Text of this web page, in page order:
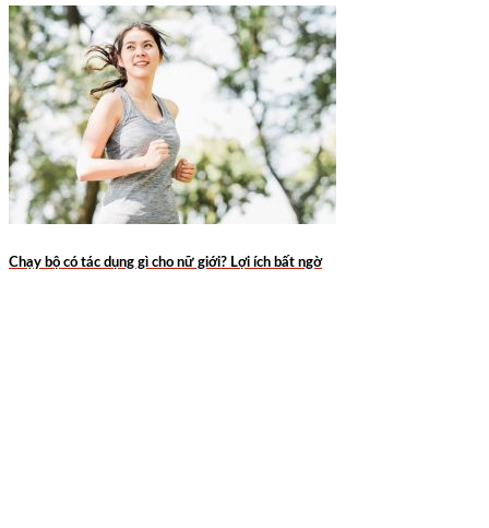
Chạy bộ có tác dụng gì cho nữ giới? Lợi ích bất ngờ